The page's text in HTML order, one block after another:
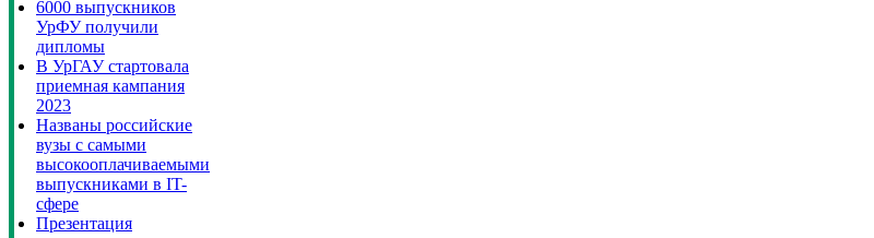
6000 выпускников
УрФУ получили
дипломы
В УрГАУ стартовала
приемная кампания
2023
Названы российские
вузы с самыми
высокооплачиваемыми
выпускниками в IT-
сфере
Презентация